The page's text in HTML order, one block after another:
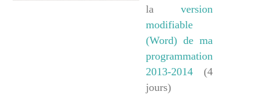
la version
modifiable
(Word) de ma
programmation
2013-2014 (4
jours)